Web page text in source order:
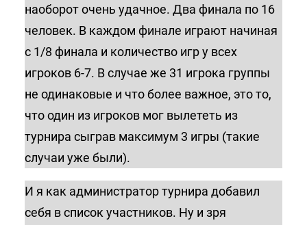
наоборот очень удачное. Два финала по 16
человек. В каждом финале играют начиная
с 1/8 финала и количество игр у всех
игроков 6-7. В случае же 31 игрока группы
не одинаковые и что более важное, это то,
что один из игроков мог вылететь из
турнира сыграв максимум 3 игры (такие
случаи уже были).
И я как администратор турнира добавил
себя в список участников. Ну и зря